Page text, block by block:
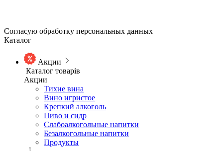
Согласую обработку персональных данных
Каталог
Акции
Каталог товарів
Акции
Тихие вина
Вино игристое
Крепкий алкоголь
Пиво и сидр
Слабоалкогольные напитки
Безалкогольные напитки
Продукты